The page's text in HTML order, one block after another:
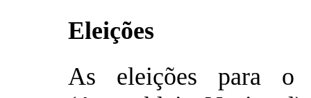
Eleições
As eleições para o